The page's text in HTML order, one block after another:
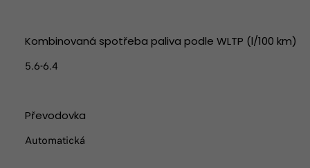
Kombinovaná spotřeba paliva podle WLTP (l/100 km)
5.6-6.4
Převodovka
Automatická